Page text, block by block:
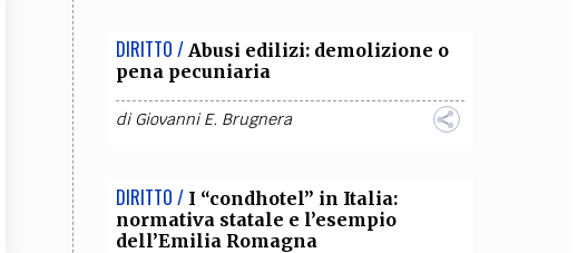
COLLABORA CON NOI
DIRITTO / Abusi edilizi: demolizione o
pena pecuniaria
diGiovanni E. Brugnera
DIRITTO / I “condhotel” in Italia:
normativa statale e l’esempio
dell’Emilia Romagna